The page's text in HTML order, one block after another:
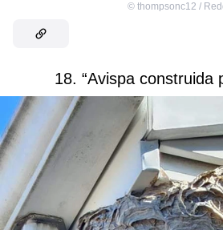
© thompsonc12 /
18. “Avispa construida